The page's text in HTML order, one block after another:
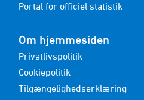
Portal for officiel statistik
Om hjemmesiden
Privatlivspolitik
Cookiepolitik
Tilgængelighedserklæring